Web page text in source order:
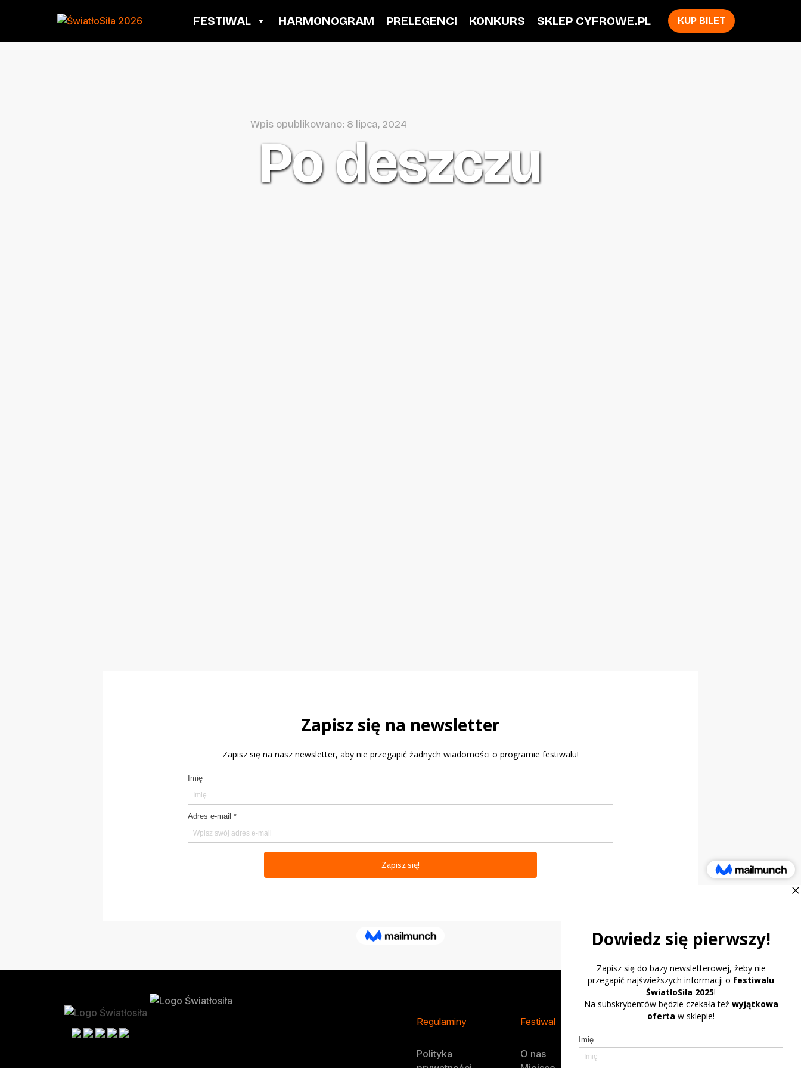
FESTIWAL HARMONOGRAM PRELEGENCI KONKURS SKLEP CYFROWE.PL KUP BILET
Wpis opublikowano: 8 lipca, 2024
Po deszczu
Regulaminy
Polityka
Festiwal
O nas
Program